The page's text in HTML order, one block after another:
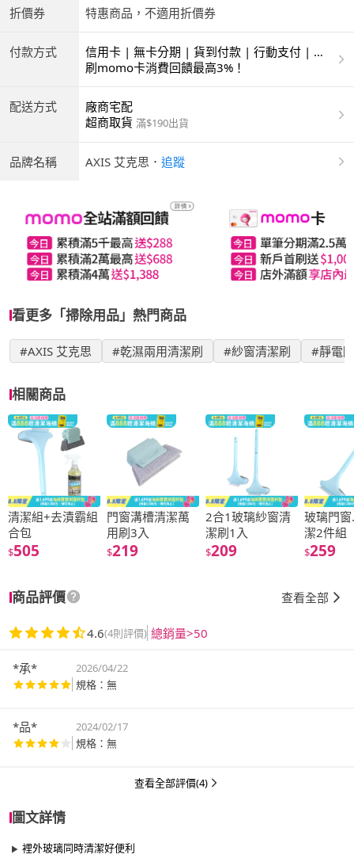
折價券 特惠商品，不適用折價券
付款方式
信用卡 | 無卡分期 | 貨到付款 | 行動支付 | 超
商付款 | ATM | 銀聯卡
刷momo卡消費回饋最高3%！
配送方式
廠商宅配
超商取貨 滿$190出貨
品牌名稱 AXIS 艾克思 ． 追蹤
看更多「掃除用品」熱門商品
#AXIS 艾克思 #乾濕兩用清潔刷 #紗窗清潔刷 #靜電
相關商品
清潔組+去漬霸組
合包
$505
門窗溝槽清潔萬
用刷3入
$219
2合1玻璃紗窗清
潔刷1入
$209
玻璃門
潔2件組
$259
商品評價 查看全部
4.6(4則評價) 總銷量>50
*承*
2026/04/22
規格：無
*品*
2024/02/17
規格：無
查看全部評價(4)
圖文詳情
裡外玻璃同時清潔好便利